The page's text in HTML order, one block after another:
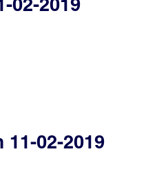
02-2019